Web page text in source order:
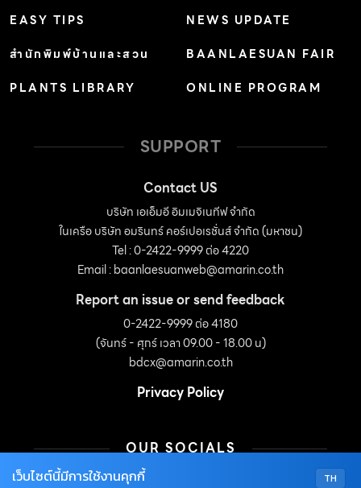
EASY TIPS
สำนักพิมพ์บ้านและสวน
PLANTS LIBRARY
NEWS UPDATE
BAANLAESUAN FAIR
ONLINE PROGRAM
SUPPORT
Contact US
บริษัท เอเอ็มอี อิมเมจิเนทีฟ จำกัด
ในเครือ บริษัท อมรินทร์ คอร์เปอเรชั่นส์ จำกัด (มหาชน)
Tel : 0-2422-9999 ต่อ 4220
Email :baanlaesuanweb@amarin.co.th
Report an issue or send feedback
0-2422-9999 ต่อ 4180
(จันทร์ - ศุกร์ เวลา 09.00 - 18.00 น)
bdcx@amarin.co.th
Privacy Policy
OUR SOCIALS
TH
เว็บไซต์นี้มีการใช้งานคุกกี้